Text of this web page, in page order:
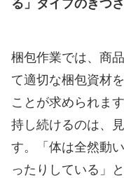
る」タイプのきつさ
梱包作業では、商
て適切な梱包資材
ことが求められま
持し続けるのは、
す。「体は全然動
ったりしている」